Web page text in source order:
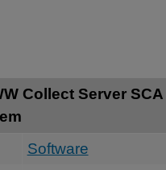
Collect Server SCA
Software